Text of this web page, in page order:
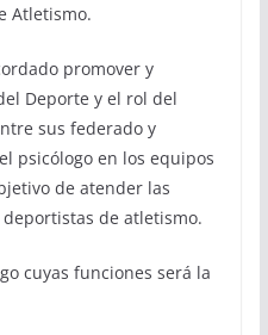
Atletismo.
promover y
Deporte y el rol del
sus federado y
psicólogo en los equipos
de atender las
de atletismo.
cuyas funciones será la